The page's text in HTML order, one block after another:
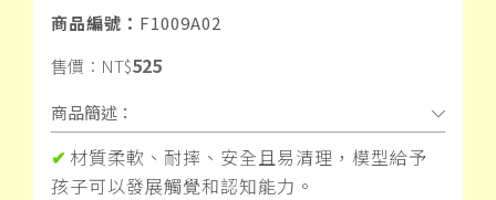
商品編號： F1009A02
售價： NT$525
商品簡述：
✔ 材質柔軟、耐摔、安全且易清理，模型給予
孩子可以發展觸覺和認知能力。